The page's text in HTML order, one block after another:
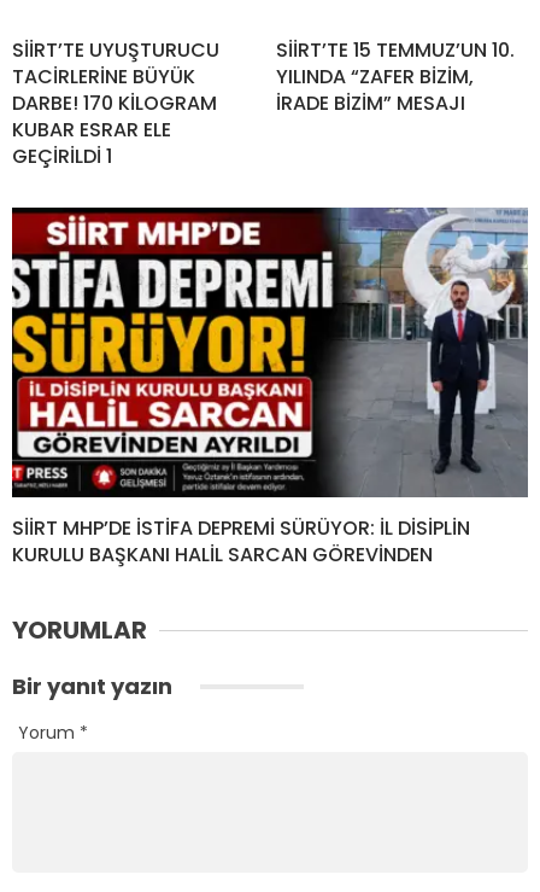
SİİRT’TE UYUŞTURUCU
TACİRLERİNE BÜYÜK
DARBE! 170 KİLOGRAM
KUBAR ESRAR ELE
GEÇİRİLDİ 1
SİİRT’TE 15 TEMMUZ’UN 10.
YILINDA “ZAFER BİZİM,
İRADE BİZİM” MESAJI
SİİRT MHP’DE İSTİFA DEPREMİ SÜRÜYOR: İL DİSİPLİN
KURULU BAŞKANI HALİL SARCAN GÖREVİNDEN
YORUMLAR
Bir yanıt yazın
Yorum *